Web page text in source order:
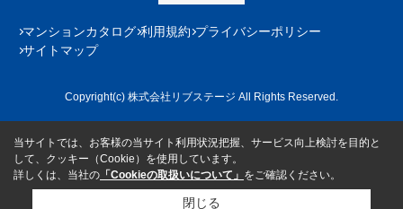
マンションカタログ 利用規約 プライバシーポリシー
サイトマップ
Copyright(c) 株式会社リブステージ All Rights Reserved.
当サイトでは、お客様の当サイト利用状況把握、サービス向上検討を目的と
して、クッキー（Cookie）を使用しています。
詳しくは、当社の 「Cookieの取扱いについて」 をご確認ください。
閉じる